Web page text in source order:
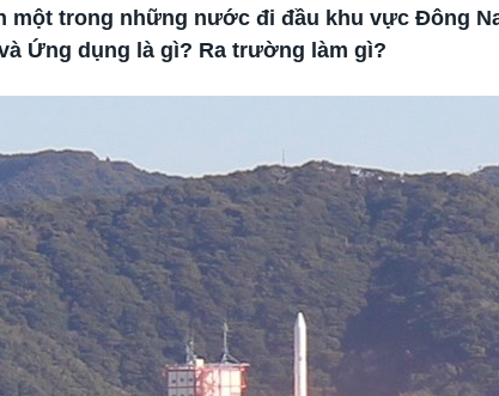
một trong những nước đi đầu khu vực Đông
Ứng dụng là gì? Ra trường làm gì?